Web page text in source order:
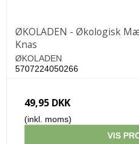
ØKOLADEN - Økologisk
Knas
ØKOLADEN
5707224050266
49,95 DKK
(inkl. moms)
VIS